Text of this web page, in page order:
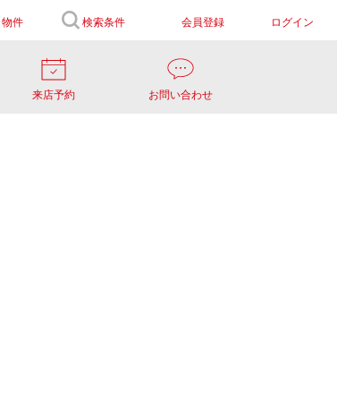
物件 検索条件 会員登録 ログイン
来店予約 お問い合わせ